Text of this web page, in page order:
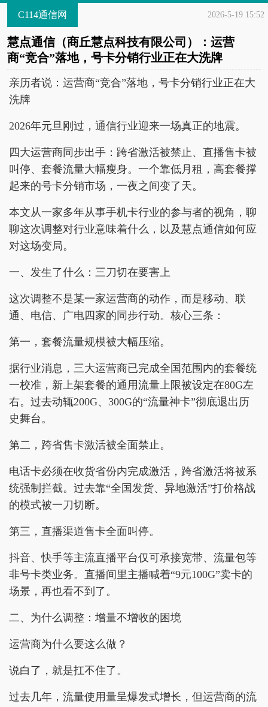
C114通信网 2026-5-19 15:52
慧点通信（商丘慧点科技有限公司）：运营
商“竞合”落地，号卡分销行业正在大洗牌
亲历者说：运营商“竞合”落地，号卡分销行业正在大
洗牌
2026年元旦刚过，通信行业迎来一场真正的地震。
四大运营商同步出手：跨省激活被禁止、直播售卡被
叫停、套餐流量大幅瘦身。一个靠低月租，高套餐撑
起来的号卡分销市场，一夜之间变了天。
本文从一家多年从事手机卡行业的参与者的视角，聊
聊这次调整对行业意味着什么，以及慧点通信如何应
对这场变局。
一、发生了什么：三刀切在要害上
这次调整不是某一家运营商的动作，而是移动、联
通、电信、广电四家的同步行动。核心三条：
第一，套餐流量规模被大幅压缩。
据行业消息，三大运营商已完成全国范围内的套餐统
一校准，新上架套餐的通用流量上限被设定在80G左
右。过去动辄200G、300G的“流量神卡”彻底退出历
史舞台。
第二，跨省售卡激活被全面禁止。
电话卡必须在收货省份内完成激活，跨省激活将被系
统强制拦截。过去靠“全国发货、异地激活”打价格战
的模式被一刀切断。
第三，直播渠道售卡全面叫停。
抖音、快手等主流直播平台仅可承接宽带、流量包等
非号卡类业务。直播间里主播喊着“9元100G”卖卡的
场景，再也看不到了。
二、为什么调整：增量不增收的困境
运营商为什么要这么做？
说白了，就是扛不住了。
过去几年，流量使用量呈爆发式增长，但运营商的流